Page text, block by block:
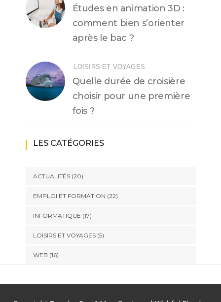
Études en animation 3D :
comment bien s’orienter
après le bac ?
LOISIRS ET VOYAGES
Quelle durée de croisière
choisir pour une première
fois ?
LES CATÉGORIES
ACTUALITÉS(20)
EMPLOI ET FORMATION (22)
INFORMATIQUE (17)
LOISIRS ET VOYAGES(5)
WEB (16)